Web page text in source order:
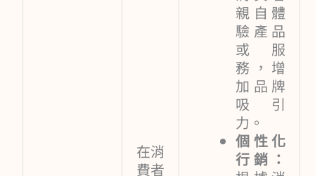
在消
費者
親自體
驗產品
或服
務，增
加品牌
吸引
力。
個性化
行銷：